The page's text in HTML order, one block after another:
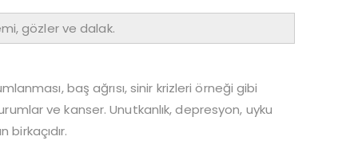
gözler ve dalak.
baş ağrısı, sinir krizleri örneği gibi
ve kanser. Unutkanlık, depresyon, uyku